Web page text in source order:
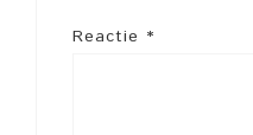
Reactie *